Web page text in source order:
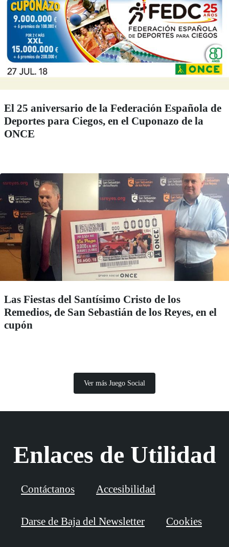
El 25 aniversario de la Federación Española de
Deportes para Ciegos, en el Cuponazo de la
ONCE
Las Fiestas del Santísimo Cristo de los
Remedios, de San Sebastián de los Reyes, en el
cupón
Ver más Juego Social
Enlaces de Utilidad
Contáctanos Accesibilidad
Darse de Baja del Newsletter Cookies